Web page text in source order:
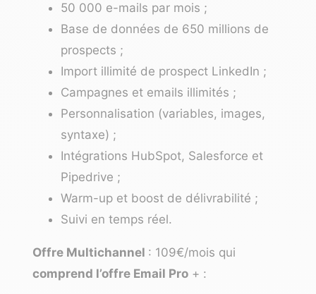
50 000 e-mails par mois ;
Base de données de 650 millions de
prospects ;
Import illimité de prospect LinkedIn ;
Campagnes et emails illimités ;
Personnalisation (variables, images,
syntaxe) ;
Intégrations HubSpot, Salesforce et
Pipedrive ;
Warm-up et boost de délivrabilité ;
Suivi en temps réel.
Offre Multichannel : 109€/mois qui
comprend l’offre Email Pro + :